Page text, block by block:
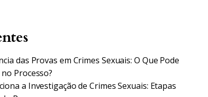
das Provas em Crimes Sexuais: O Que Pode
Processo?
a Investigação de Crimes Sexuais: Etapas